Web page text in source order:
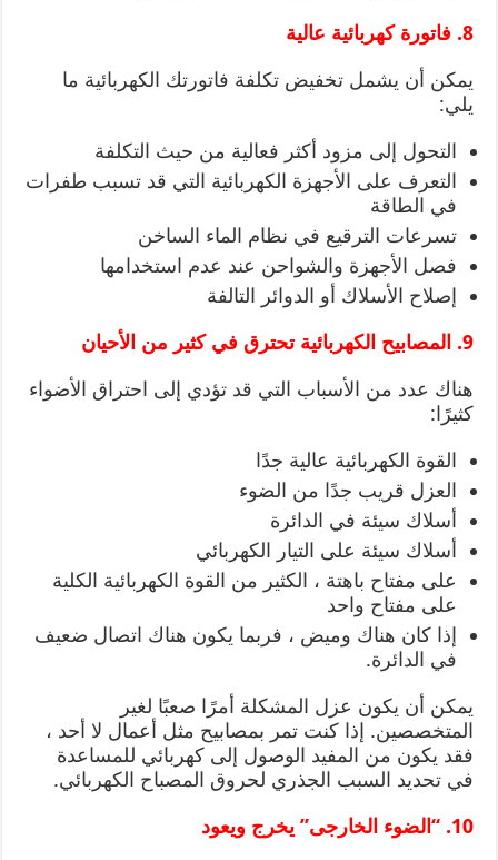
8. فاتورة كهربائية عالية
يمكن أن يشمل تخفيض تكلفة فاتورتك الكهربائية ما
يلي:
التحول إلى مزود أكثر فعالية من حيث التكلفة
التعرف على الأجهزة الكهربائية التي قد تسبب طفرات
في الطاقة
تسرعات الترقيع في نظام الماء الساخن
فصل الأجهزة والشواحن عند عدم استخدامها
إصلاح الأسلاك أو الدوائر التالفة
9. المصابيح الكهربائية تحترق في كثير من الأحيان
هناك عدد من الأسباب التي قد تؤدي إلى احتراق الأضواء
كثيرًا:
القوة الكهربائية عالية جدًا
العزل قريب جدًا من الضوء
أسلاك سيئة في الدائرة
أسلاك سيئة على التيار الكهربائي
على مفتاح باهتة ، الكثير من القوة الكهربائية الكلية
على مفتاح واحد
إذا كان هناك وميض ، فربما يكون هناك اتصال ضعيف
في الدائرة.
يمكن أن يكون عزل المشكلة أمرًا صعبًا لغير
المتخصصين. إذا كنت تمر بمصابيح مثل أعمال لا أحد ،
فقد يكون من المفيد الوصول إلى كهربائي للمساعدة
في تحديد السبب الجذري لحروق المصباح الكهربائي.
10. “الضوء الخارجى” يخرج ويعود